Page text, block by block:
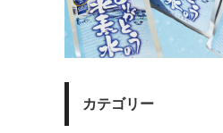
カテゴリー